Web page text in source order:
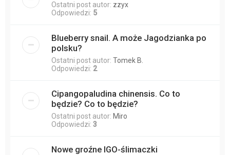
Ostatni post autor: zzyx
Odpowiedzi: 5
Blueberry snail. A może Jagodzianka po
polsku?
Ostatni post autor: Tomek B.
Odpowiedzi: 2
Cipangopaludina chinensis. Co to
będzie? Co to będzie?
Ostatni post autor: Miro
Odpowiedzi: 3
Nowe groźne IGO-ślimaczki